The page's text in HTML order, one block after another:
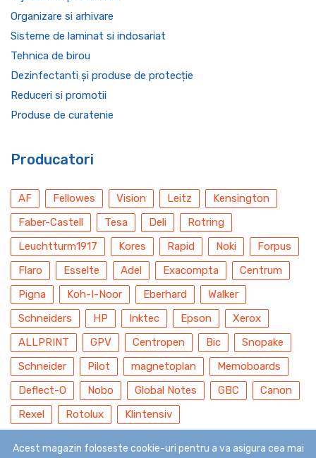
Organizare si arhivare
Sisteme de laminat si indosariat
Tehnica de birou
Dezinfectanti și produse de protecție
Reduceri si promotii
Produse de curatenie
Producatori
AF Fellowes Vision Leitz
Kensington
Faber-Castell
Tesa Deli
Rotring
Leuchtturm1917
Kores Rapid Noki
Forpus
Flaro
Esselte Adel Exacompta
Centrum
Pigna
Koh-I-Noor Eberhard
Walker
Schneiders
HP Inktec Epson
Xerox
ALLPRINT
GPV Centropen Bic
Snopake
Schneider
Pilot magnetoplan
Memoboards
Deflect-O
Nobo Global Notes GBC
Canon
Rexel
Rotolux Klintensiv
Acest magazin foloseste cookie-uri pentru a va asigura cea mai